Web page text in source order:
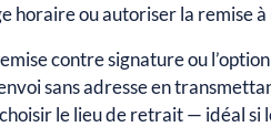
horaire ou autoriser la remise à
contre signature ou
sans adresse en
le lieu de retrait — idéal si